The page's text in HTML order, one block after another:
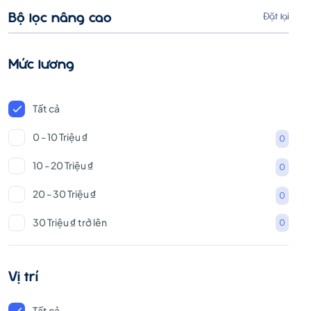
Bộ lọc nâng cao Đặt lại
Mức lương
Tất cả
0 - 10 Triệu ₫ 0
10 - 20 Triệu ₫ 0
20 - 30 Triệu ₫ 0
30 Triệu ₫ trở lên 0
Vị trí